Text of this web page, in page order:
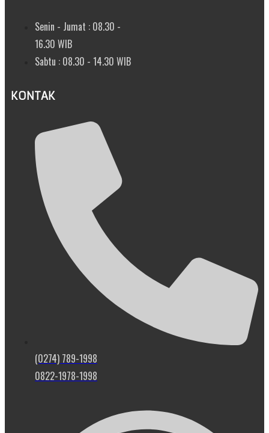
Senin - Jumat : 08.30 -
16.30 WIB
Sabtu : 08.30 - 14.30 WIB
KONTAK
(0274) 789-1998
0822-1978-1998